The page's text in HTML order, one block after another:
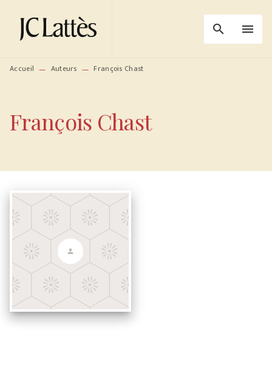
MENU RECHERCHE
PIED DE PAGE
search menu
Accueil — Auteurs — François Chast
François Chast